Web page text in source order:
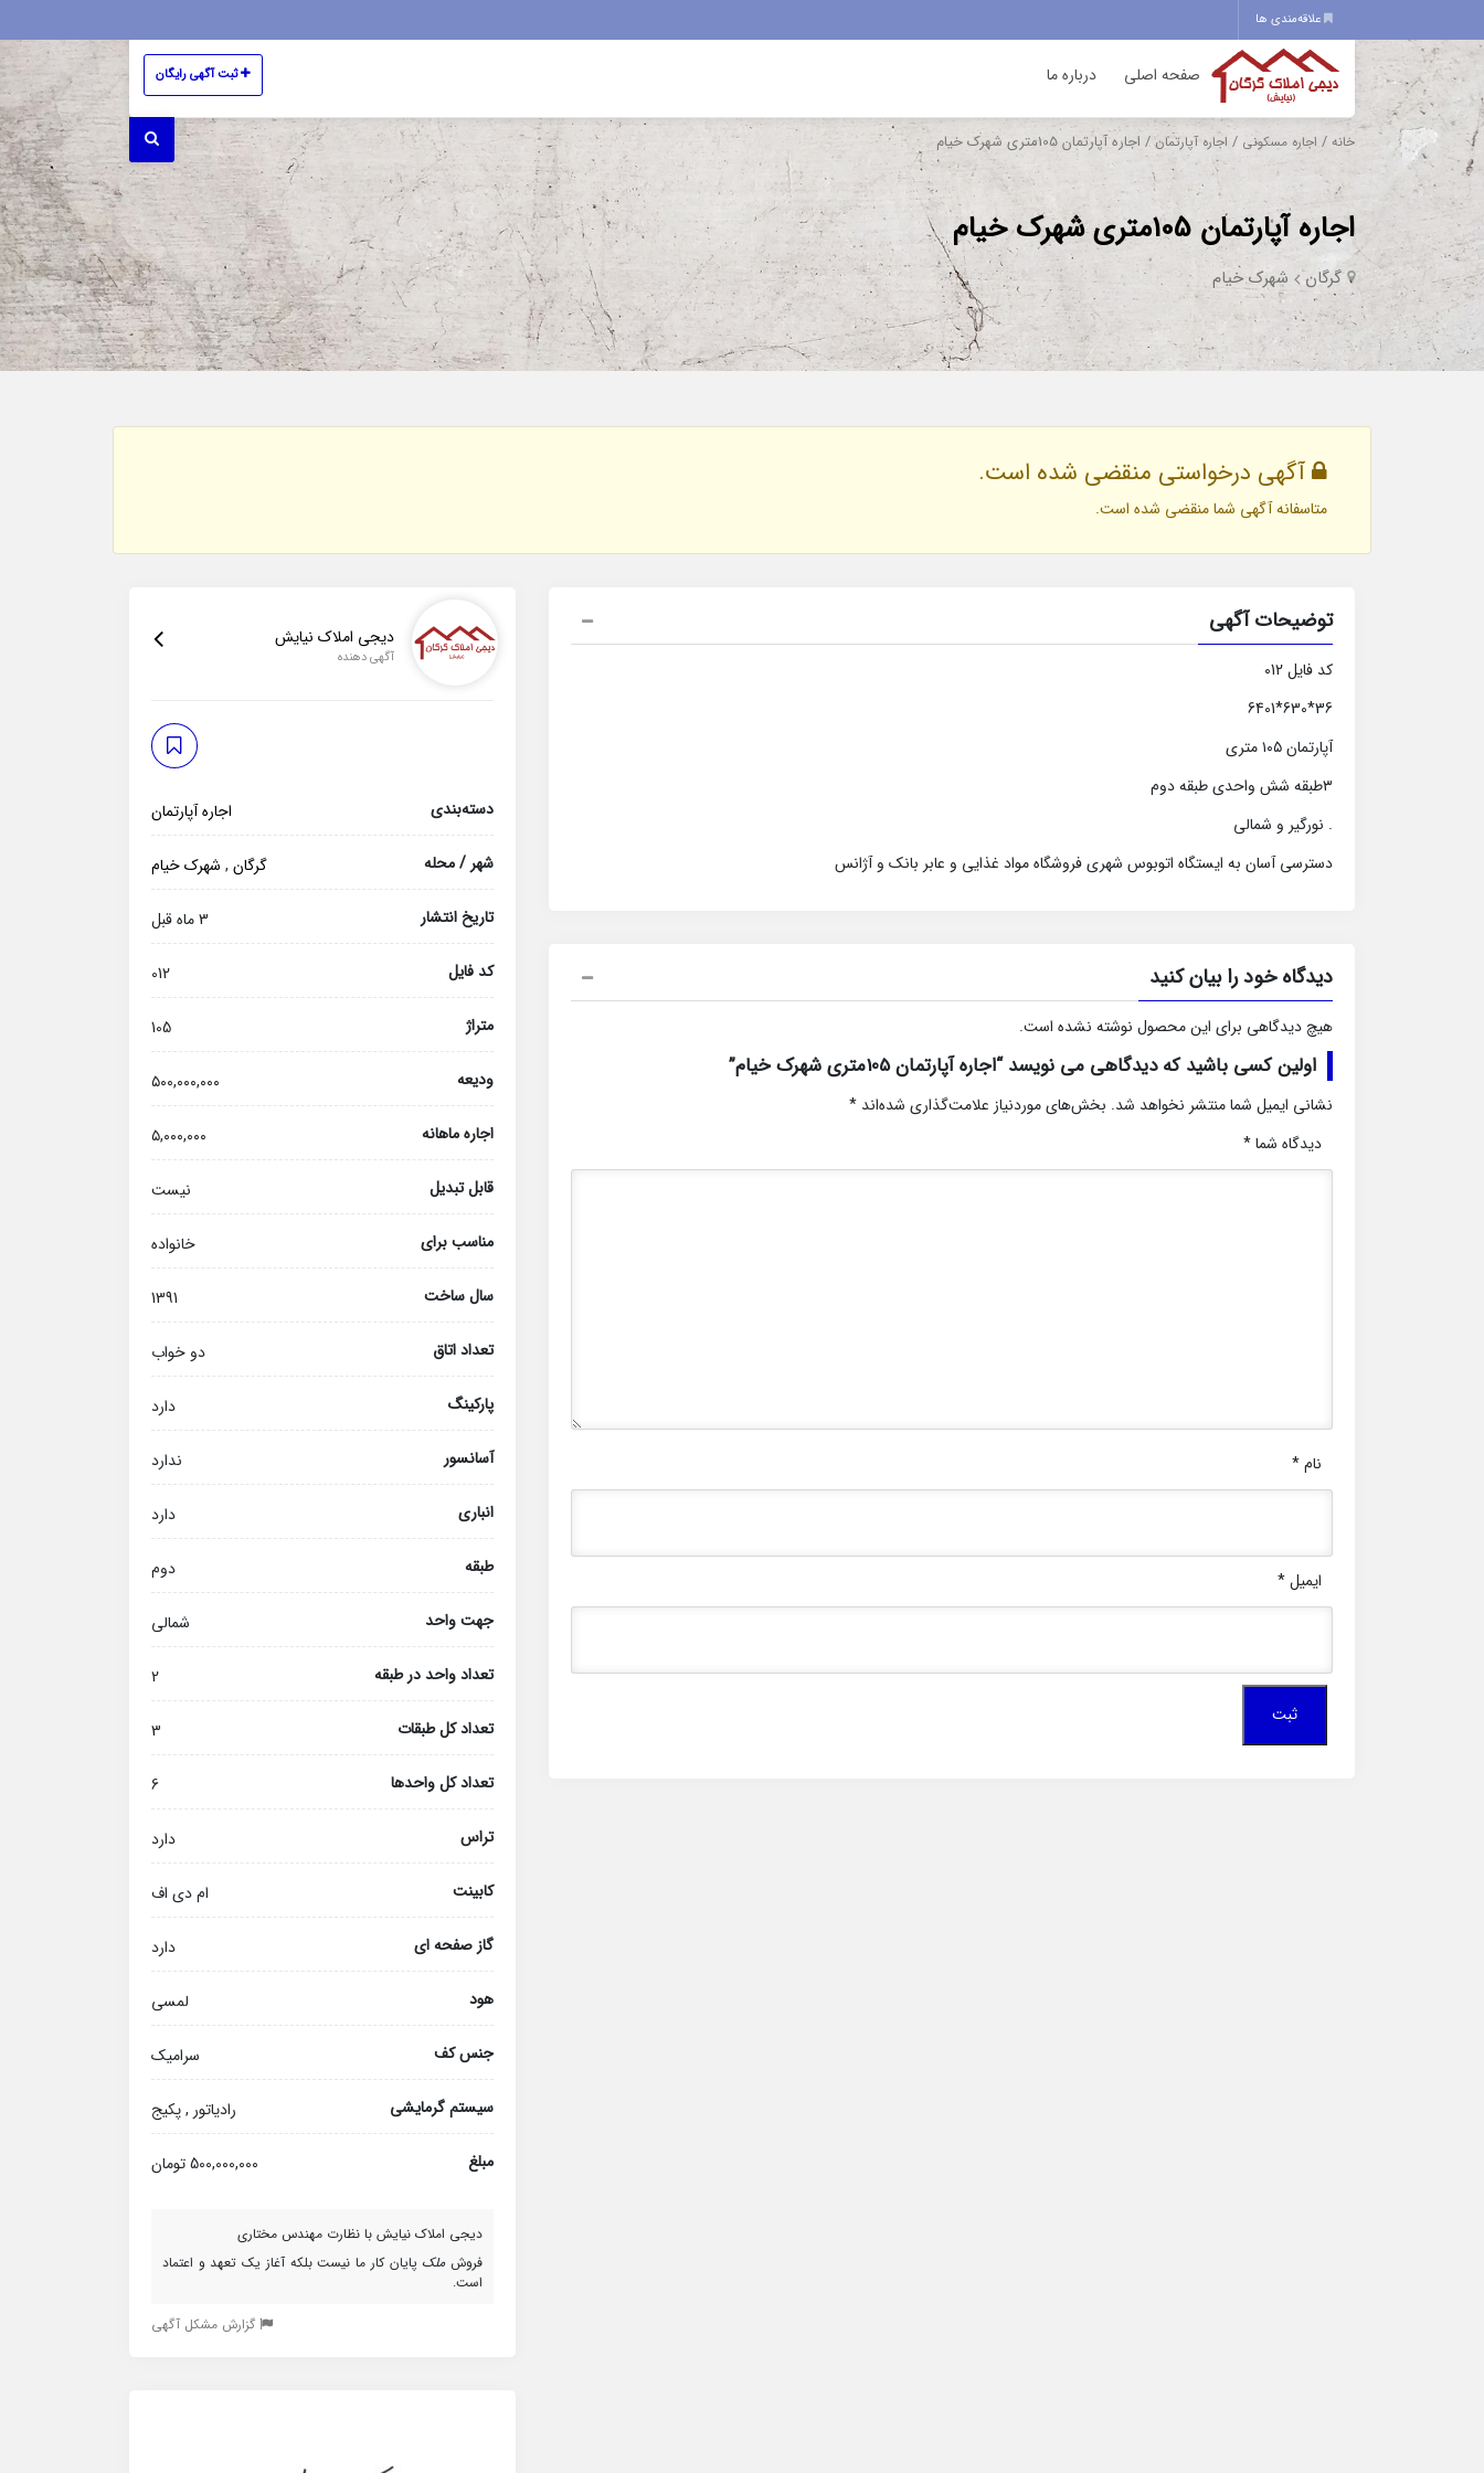
علاقه‌مندی ها
صفحه اصلی درباره ما ثبت آگهی رایگان
خانه / اجاره مسکونی / اجاره آپارتمان/ اجاره آپارتمان 105متری شهرک خیام
اجاره آپارتمان 105متری شهرک خیام
گرگان شهرک خیام
آگهی درخواستی منقضی شده است.
متاسفانه آگهی شما منقضی شده است.
توضیحات آگهی
کد فایل 012
36*630*6401
آپارتمان ۱۰۵ متری
۳طبقه شش واحدی طبقه دوم
. نورگیر و شمالی
دسترسی آسان به ایستگاه اتوبوس شهری فروشگاه مواد غذایی و عابر بانک و آژانس
دیدگاه خود را بیان کنید
هیچ دیدگاهی برای این محصول نوشته نشده است.
اولین کسی باشید که دیدگاهی می نویسد “اجاره آپارتمان 105متری شهرک خیام”
نشانی ایمیل شما منتشر نخواهد شد. بخش‌های موردنیاز علامت‌گذاری شده‌اند *
دیدگاه شما*
نام*
ایمیل*
دیجی املاک نیایش
آگهی دهنده
دسته‌بندی اجاره آپارتمان
شهر / محله گرگان , شهرک خیام
تاریخ انتشار 3 ماه قبل
کد فایل 012
متراژ 105
ودیعه ۵۰۰,۰۰۰,۰۰۰
اجاره ماهانه ۵,۰۰۰,۰۰۰
قابل تبدیل نیست
مناسب برای خانواده
سال ساخت 1391
تعداد اتاق دو خواب
پارکینگ دارد
آسانسور ندارد
انباری دارد
طبقه دوم
جهت واحد شمالی
تعداد واحد در طبقه 2
تعداد کل طبقات 3
تعداد کل واحدها 6
تراس دارد
کابینت ام دی اف
گاز صفحه ای دارد
هود لمسی
جنس کف سرامیک
سیستم گرمایشی رادیاتور , پکیج
مبلغ 500,000,000 تومان
دیجی املاک نیایش با نظارت مهندس مختاری
فروشملکپایان کار ما نیست بلکه آغاز یک تعهد و اعتماد
است.
گزارش مشکل آگهی